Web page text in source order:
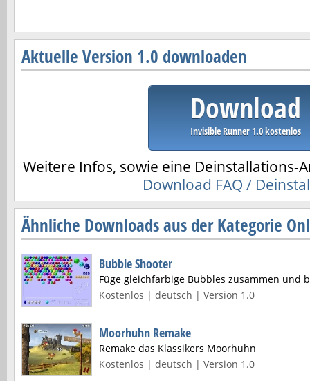
Aktuelle Version 1.0 downloaden
Download
Invisible Runner 1.0 kostenlos
Weitere Infos, sowie eine Deinstallations-
Download FAQ /
Ähnliche Downloads aus der Kategorie
Bubble Shooter
Füge gleichfarbige Bubbles zusammen und
Kostenlos | deutsch | Version 1.0
Moorhuhn Remake
Remake das Klassikers Moorhuhn
Kostenlos | deutsch | Version 1.0